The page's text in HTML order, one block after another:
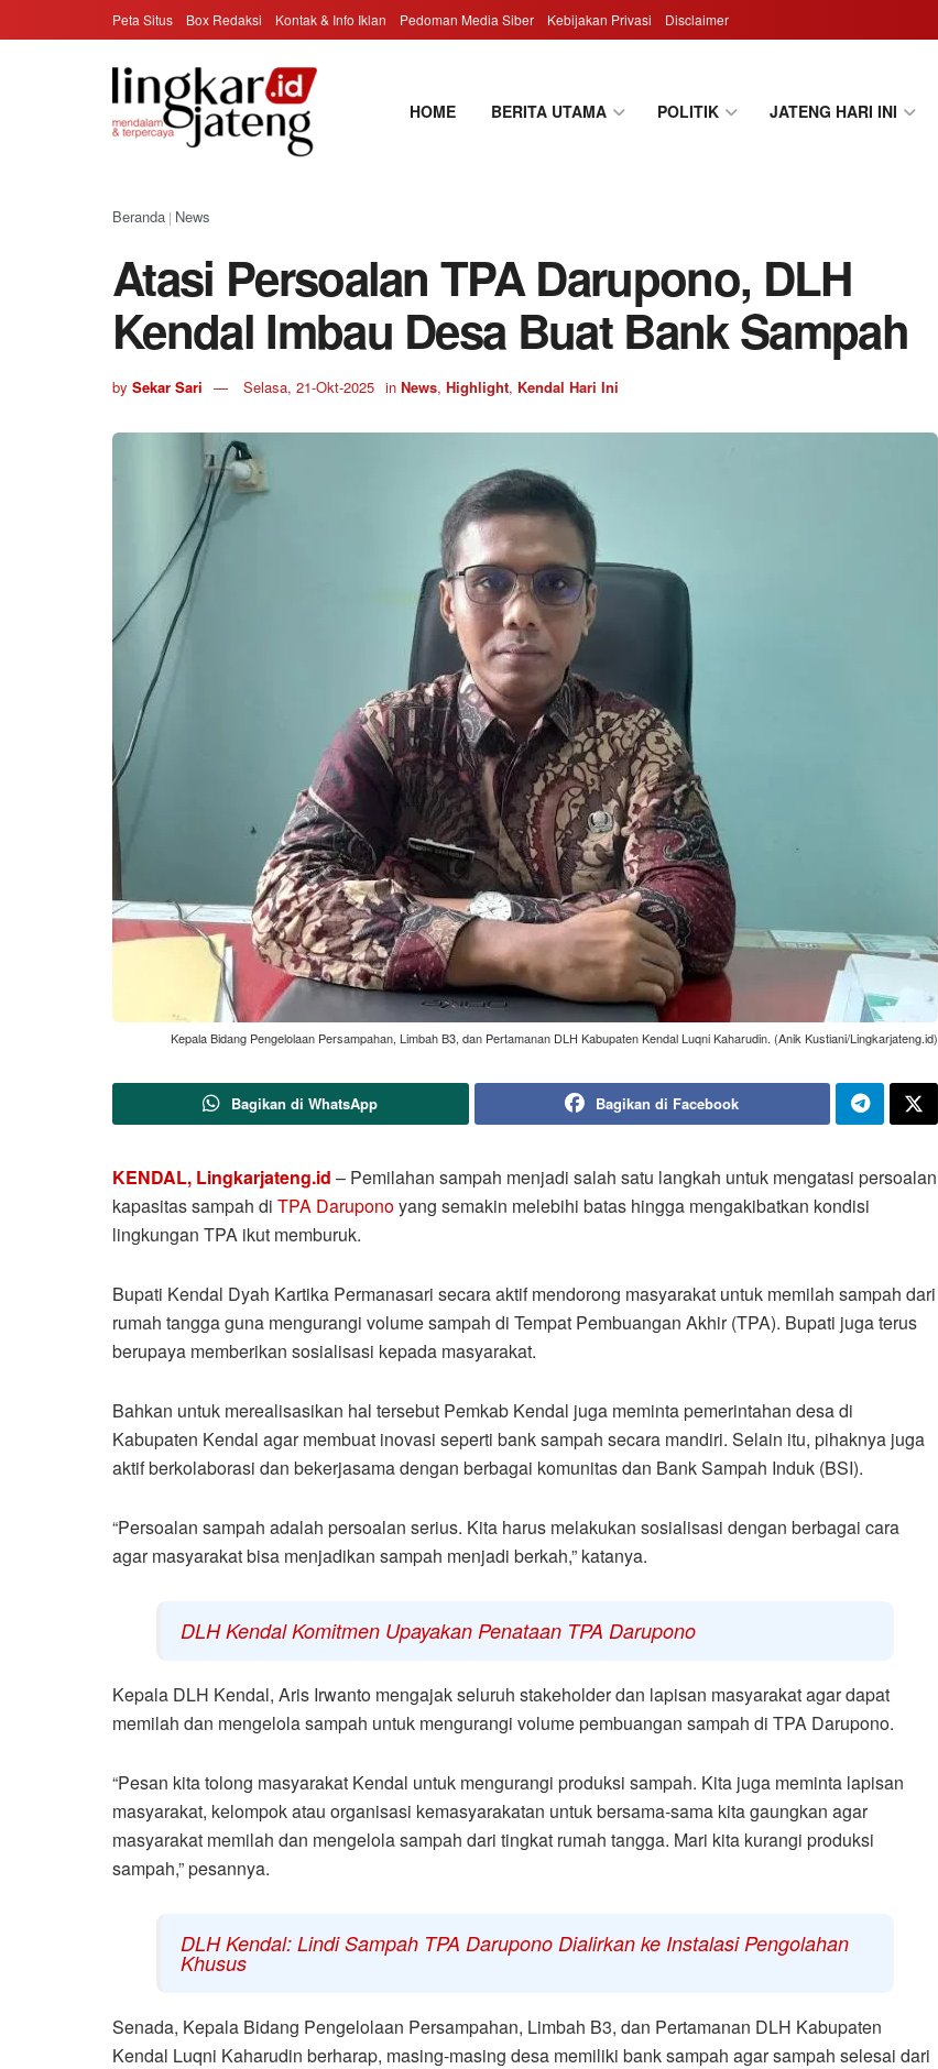
Peta Situs Box Redaksi Kontak & Info Iklan Pedoman Media Siber Kebijakan Privasi Disclaimer
HOME BERITA UTAMA POLITIK JATENG HARI INI
Beranda | News
Atasi Persoalan TPA Darupono, DLH
Kendal Imbau Desa Buat Bank Sampah
by Sekar Sari Selasa, 21-Okt-2025 in News, Highlight, Kendal Hari Ini
Kepala Bidang Pengelolaan Persampahan, Limbah B3, dan Pertamanan DLH Kabupaten Kendal Luqni Kaharudin. (Anik Kustiani/Lingkarjateng.id)
Bagikan di WhatsApp Bagikan di Facebook
KENDAL, Lingkarjateng.id – Pemilahan sampah menjadi salah satu langkah untuk mengatasi persoalan
kapasitas sampah di TPA Daruponoyang semakin melebihi batas hingga mengakibatkan kondisi
lingkungan TPA ikut memburuk.
Bupati Kendal Dyah Kartika Permanasari secara aktif mendorong masyarakat untuk memilah sampah dari
rumah tangga guna mengurangi volume sampah di Tempat Pembuangan Akhir (TPA). Bupati juga terus
berupaya memberikan sosialisasi kepada masyarakat.
Bahkan untuk merealisasikan hal tersebut Pemkab Kendal juga meminta pemerintahan desa di
Kabupaten Kendal agar membuat inovasi seperti bank sampah secara mandiri. Selain itu, pihaknya juga
aktif berkolaborasi dan bekerjasama dengan berbagai komunitas dan Bank Sampah Induk (BSI).
“Persoalan sampah adalah persoalan serius. Kita harus melakukan sosialisasi dengan berbagai cara
agar masyarakat bisa menjadikan sampah menjadi berkah,” katanya.
DLH Kendal Komitmen Upayakan Penataan TPA Darupono
Kepala DLH Kendal, Aris Irwanto mengajak seluruh stakeholder dan lapisan masyarakat agar dapat
memilah dan mengelola sampah untuk mengurangi volume pembuangan sampah di TPA Darupono.
“Pesan kita tolong masyarakat Kendal untuk mengurangi produksi sampah. Kita juga meminta lapisan
masyarakat, kelompok atau organisasi kemasyarakatan untuk bersama-sama kita gaungkan agar
masyarakat memilah dan mengelola sampah dari tingkat rumah tangga. Mari kita kurangi produksi
sampah,” pesannya.
DLH Kendal: Lindi Sampah TPA Darupono Dialirkan ke Instalasi Pengolahan
Khusus
Senada, Kepala Bidang Pengelolaan Persampahan, Limbah B3, dan Pertamanan DLH Kabupaten
Kendal Luqni Kaharudin berharap, masing-masing desa memiliki bank sampah agar sampah selesai dari